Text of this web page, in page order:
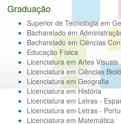
Graduação
Superior de Tecnologia em
Bacharelado em
Bacharelado em Ciências
Educação Física
Licenciatura em Artes Visuais
Licenciatura em Ciências
Licenciatura em Geografia
Licenciatura em História
Licenciatura em Letras -
Licenciatura em Letras -
Licenciatura em Matemática